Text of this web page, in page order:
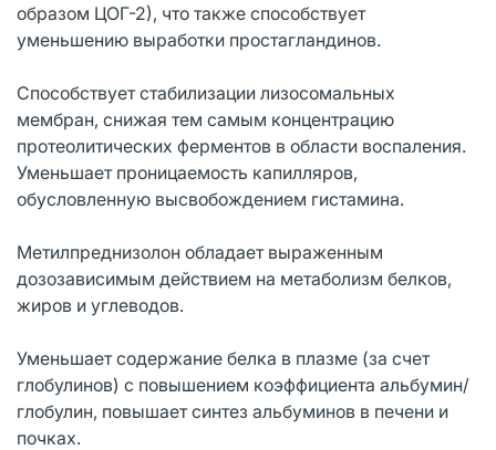
образом ЦОГ-2), что также способствует
уменьшению выработки простагландинов.
Способствует стабилизации лизосомальных
мембран, снижая тем самым концентрацию
протеолитических ферментов в области воспаления.
Уменьшает проницаемость капилляров,
обусловленную высвобождением гистамина.
Метилпреднизолон обладает выраженным
дозозависимым действием на метаболизм белков,
жиров и углеводов.
Уменьшает содержание белка в плазме (за счет
глобулинов) с повышением коэффициента альбумин/
глобулин, повышает синтез альбуминов в печени и
почках.